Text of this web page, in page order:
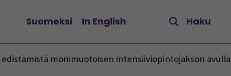
Vaihda kieltä
Suomeksi In English Haku
monimuotoisen intensiiviopintojakson avulla